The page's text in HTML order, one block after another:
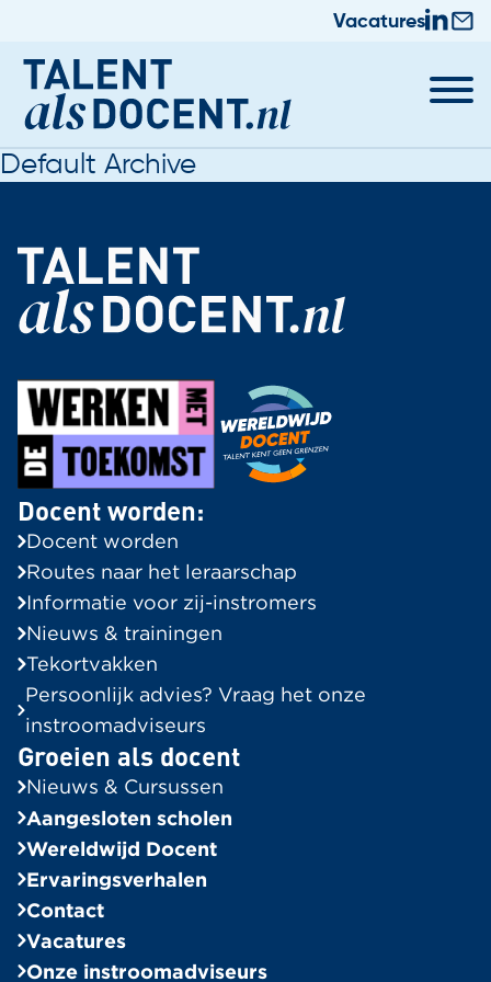
Vacatures
Docent worden
Nieuws & Trainingen
Informatie voor Zij-instromers
Praktische zaken
Routes naar het leraarschap
Informatie voor Zij-instromers
Tekortvakken in de regio
Onze instroomadviseurs
Groeien als docent
Alle berichten
Ervaringsverhalen
Bekijk alle verhalen
In de Spotlight
Algemeen
Default Archive
Docent worden:
Docent worden
Routes naar het leraarschap
Informatie voor zij-instromers
Nieuws & trainingen
Tekortvakken
Persoonlijk advies? Vraag het onze
instroomadviseurs
Groeien als docent
Nieuws & Cursussen
Aangesloten scholen
Wereldwijd Docent
Ervaringsverhalen
Contact
Vacatures
Onze instroomadviseurs